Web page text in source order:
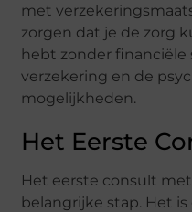
met
zorgen dat je de zorg
hebt zonder financiële
verzekering en de
mogelijkheden.
Het Eerste
Het eerste consult
belangrijke stap. Het